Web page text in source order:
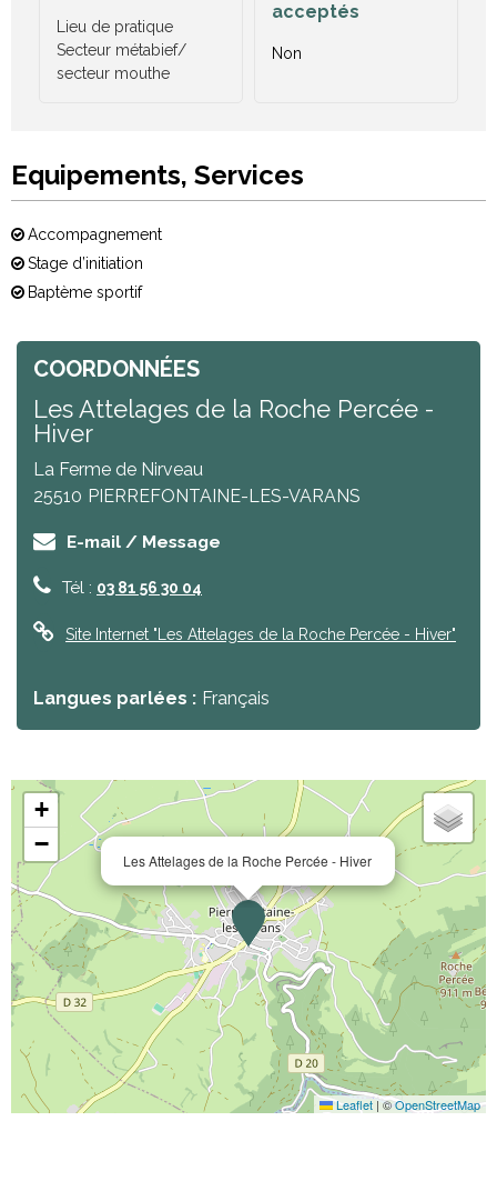
Lieu de pratique
Secteur métabief/
secteur mouthe
acceptés
Non
Equipements, Services
Accompagnement
Stage d’initiation
Baptème sportif
COORDONNÉES
Les Attelages de la Roche Percée -
Hiver
La Ferme de Nirveau
25510 PIERREFONTAINE-LES-VARANS
E-mail / Message
Tél : 03 81 56 30 04
Site Internet "Les Attelages de la Roche Percée - Hiver"
Langues parlées : Français
Les Attelages de la Roche Percée - Hiver
+
−
Leaflet |©OpenStreetMap